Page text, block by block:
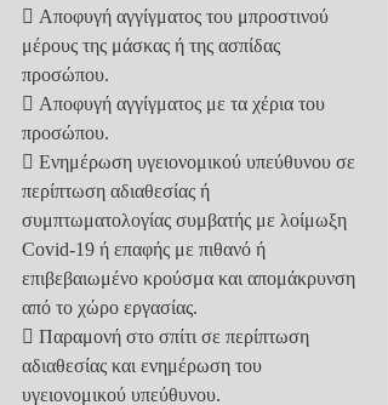
 Αποφυγή αγγίγματος του μπροστινού
μέρους της μάσκας ή της ασπίδας
προσώπου.
 Αποφυγή αγγίγματος με τα χέρια του
προσώπου.
 Ενημέρωση υγειονομικού υπεύθυνου σε
περίπτωση αδιαθεσίας ή
συμπτωματολογίας συμβατής με λοίμωξη
Covid-19 ή επαφής με πιθανό ή
επιβεβαιωμένο κρούσμα και απομάκρυνση
από το χώρο εργασίας.
 Παραμονή στο σπίτι σε περίπτωση
αδιαθεσίας και ενημέρωση του
υγειονομικού υπεύθυνου.